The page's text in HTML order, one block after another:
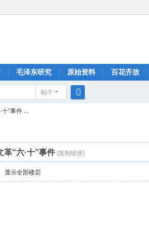
毛泽东研究 原始资料 百花齐放
帖子
”事件 ...
“六·十”事件 [复制链接]
显示全部楼层